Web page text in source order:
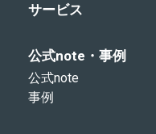
サービス
公式note・事例
公式note
事例